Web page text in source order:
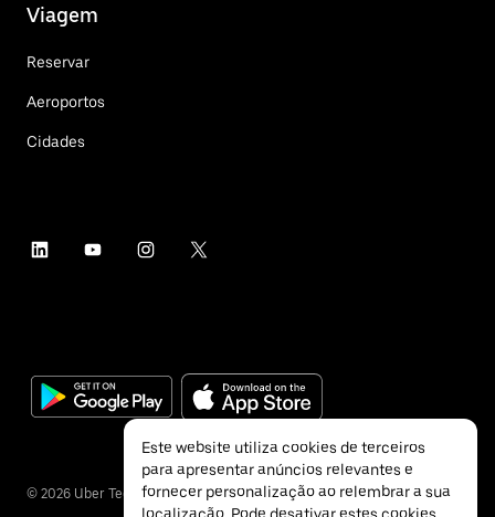
Viagem
Reservar
Aeroportos
Cidades
© 2026 Uber Technologies Inc.
Este website utiliza cookies de terceiros
para apresentar anúncios relevantes e
fornecer personalização ao relembrar a sua